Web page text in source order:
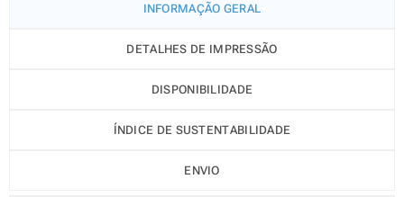
INFORMAÇÃO GERAL
DETALHES DE IMPRESSÃO
DISPONIBILIDADE
ÍNDICE DE SUSTENTABILIDADE
ENVIO